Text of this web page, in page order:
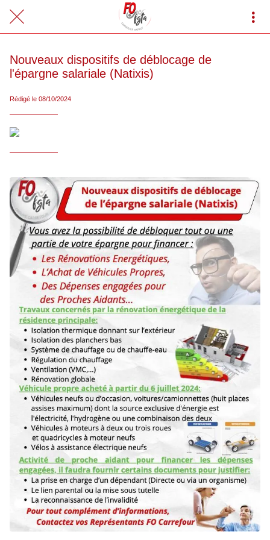
Nouveaux dispositifs de déblocage de
l'épargne salariale (Natixis)
Rédigé le 08/10/2024